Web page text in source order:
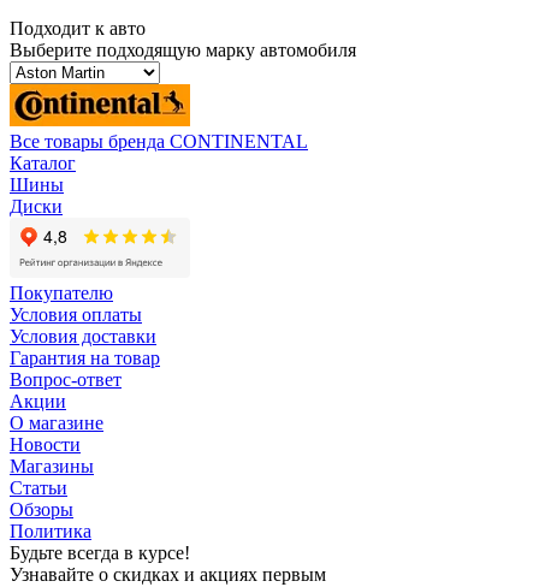
Подходит к авто
Выберите подходящую марку автомобиля
Все товары бренда CONTINENTAL
Каталог
Шины
Диски
Покупателю
Условия оплаты
Условия доставки
Гарантия на товар
Вопрос-ответ
Акции
О магазине
Новости
Магазины
Статьи
Обзоры
Политика
Будьте всегда в курсе!
Узнавайте о скидках и акциях первым